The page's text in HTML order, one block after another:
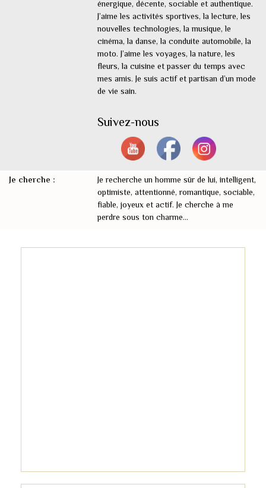
énergique, décente, sociable et authentique.
J’aime les activités sportives, la lecture, les
nouvelles technologies, la musique, le
cinéma, la danse, la conduite automobile, la
moto. J’aime les voyages, la nature, les
fleurs, la cuisine et passer du temps avec
mes amis. Je suis actif et partisan d’un mode
de vie sain.
Suivez-nous
Je cherche :
Je recherche un homme sûr de lui, intelligent,
optimiste, attentionné, romantique, sociable,
fiable, joyeux et actif. Je cherche à me
perdre sous ton charme...